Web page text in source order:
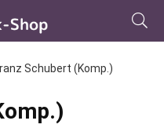
Schubert (Komp.)